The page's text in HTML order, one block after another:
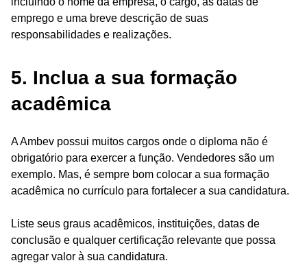
emprego e uma breve descrição de suas
responsabilidades e realizações.
5. Inclua a sua formação
acadêmica
A Ambev possui muitos cargos onde o diploma não é
obrigatório para exercer a função. Vendedores são um
exemplo. Mas, é sempre bom colocar a sua formação
acadêmica no currículo para fortalecer a sua candidatura.
Liste seus graus acadêmicos, instituições, datas de
conclusão e qualquer certificação relevante que possa
agregar valor à sua candidatura.